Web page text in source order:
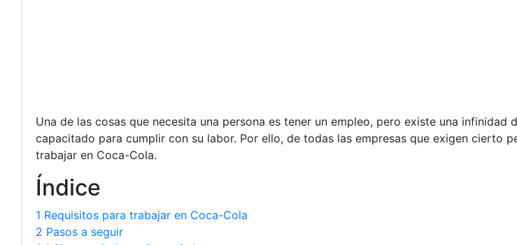
Una de las cosas que necesita una persona es tener un empleo, pero existe una infinidad
capacitado para cumplir con su labor. Por ello, de todas las empresas que exigen cierto
trabajar en Coca-Cola.
Índice
1 Requisitos para trabajar en Coca-Cola
2 Pasos a seguir